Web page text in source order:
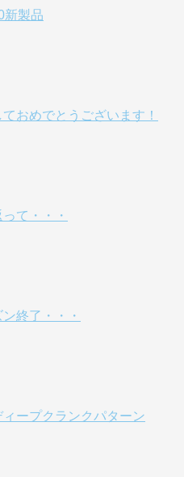
新製品
おめでとうございます！
て・・・
終了・・・
ープクランクパターン